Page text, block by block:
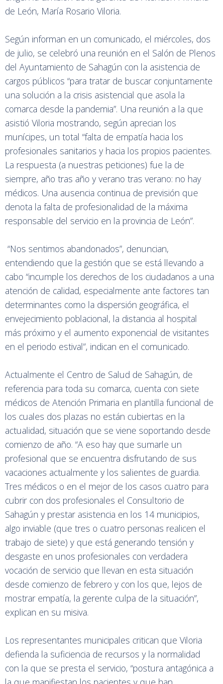
de León, María Rosario Viloria.
Según informan en un comunicado, el miércoles, dos
de julio, se celebró una reunión en el Salón de Plenos
del Ayuntamiento de Sahagún con la asistencia de
cargos públicos “para tratar de buscar conjuntamente
una solución a la crisis asistencial que asola la
comarca desde la pandemia”. Una reunión a la que
asistió Viloria mostrando, según aprecian los
munícipes, un total “falta de empatía hacia los
profesionales sanitarios y hacia los propios pacientes.
La respuesta (a nuestras peticiones) fue la de
siempre, año tras año y verano tras verano: no hay
médicos. Una ausencia continua de previsión que
denota la falta de profesionalidad de la máxima
responsable del servicio en la provincia de León”.
“Nos sentimos abandonados”, denuncian,
entendiendo que la gestión que se está llevando a
cabo “incumple los derechos de los ciudadanos a una
atención de calidad, especialmente ante factores tan
determinantes como la dispersión geográfica, el
envejecimiento poblacional, la distancia al hospital
más próximo y el aumento exponencial de visitantes
en el periodo estival”, indican en el comunicado.
Actualmente el Centro de Salud de Sahagún, de
referencia para toda su comarca, cuenta con siete
médicos de Atención Primaria en plantilla funcional de
los cuales dos plazas no están cubiertas en la
actualidad, situación que se viene soportando desde
comienzo de año. “A eso hay que sumarle un
profesional que se encuentra disfrutando de sus
vacaciones actualmente y los salientes de guardia.
Tres médicos o en el mejor de los casos cuatro para
cubrir con dos profesionales el Consultorio de
Sahagún y prestar asistencia en los 14 municipios,
algo inviable (que tres o cuatro personas realicen el
trabajo de siete) y que está generando tensión y
desgaste en unos profesionales con verdadera
vocación de servicio que llevan en esta situación
desde comienzo de febrero y con los que, lejos de
mostrar empatía, la gerente culpa de la situación”,
explican en su misiva.
Los representantes municipales critican que Viloria
defienda la suficiencia de recursos y la normalidad
con la que se presta el servicio, “postura antagónica a